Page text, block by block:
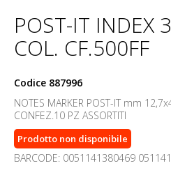
POST-IT INDEX
COL. CF.500FF
Codice 887996
NOTES MARKER POST-IT mm
CONFEZ.10 PZ ASSORTITI
Prodotto non disponibile
BARCODE: 0051141380469